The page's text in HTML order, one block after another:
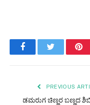
FacebookTwitter
PREVIOUS
ಡಮರುಗ ಚಿಣ್ಣರ ಬಣ್ಣದ